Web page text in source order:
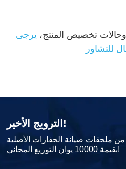
تخصيص المنتج، يرجى
للتشاور
الترويج الأخير!
ملحقات صيانة الحفارات الأصلية
بقيمة 10000 يوان التوزيع المجاني!